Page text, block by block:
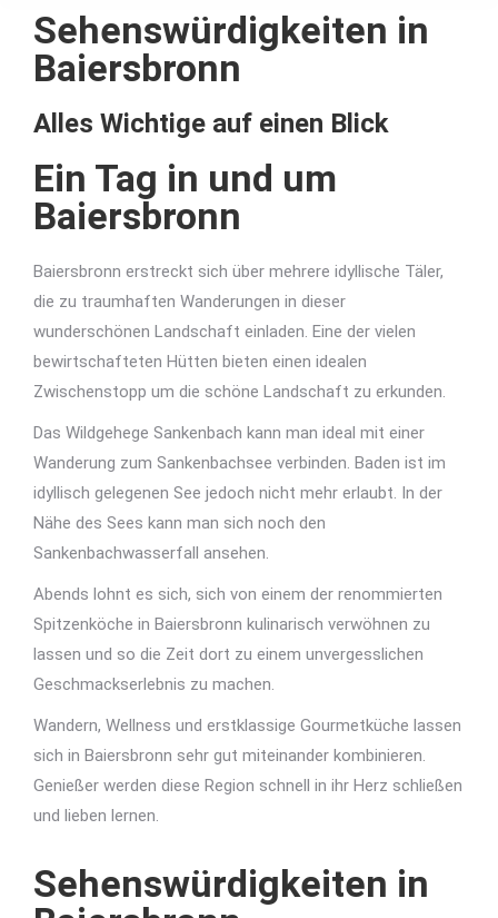
Sehenswürdigkeiten in
Baiersbronn
Alles Wichtige auf einen Blick
Ein Tag in und um
Baiersbronn
Baiersbronn erstreckt sich über mehrere idyllische Täler,
die zu traumhaften Wanderungen in dieser
wunderschönen Landschaft einladen. Eine der vielen
bewirtschafteten Hütten bieten einen idealen
Zwischenstopp um die schöne Landschaft zu erkunden.
Das Wildgehege Sankenbach kann man ideal mit einer
Wanderung zum Sankenbachsee verbinden. Baden ist im
idyllisch gelegenen See jedoch nicht mehr erlaubt. In der
Nähe des Sees kann man sich noch den
Sankenbachwasserfall ansehen.
Abends lohnt es sich, sich von einem der renommierten
Spitzenköche in Baiersbronn kulinarisch verwöhnen zu
lassen und so die Zeit dort zu einem unvergesslichen
Geschmackserlebnis zu machen.
Wandern, Wellness und erstklassige Gourmetküche lassen
sich in Baiersbronn sehr gut miteinander kombinieren.
Genießer werden diese Region schnell in ihr Herz schließen
und lieben lernen.
Sehenswürdigkeiten in